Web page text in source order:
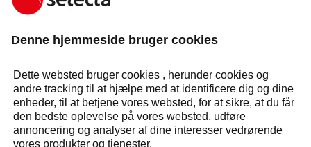
KONTAKT OS OG FÅ ET GRATIS TILBUD:
Svar inden for 24 timer
Selecta Group